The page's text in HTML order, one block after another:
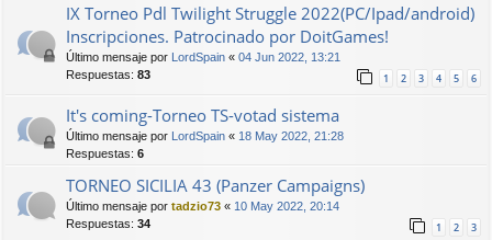
IX Torneo Pdl Twilight Struggle 2022(PC/Ipad/android)
Inscripciones. Patrocinado por DoitGames!
Último mensaje por LordSpain « 04 Jun 2022, 13:21
Respuestas: 83 1 2 3 4 5 6
It's coming-Torneo TS-votad sistema
Último mensaje por LordSpain « 18 May 2022, 21:28
Respuestas: 6
TORNEO SICILIA 43 (Panzer Campaigns)
Último mensaje por tadzio73 « 10 May 2022, 20:14
Respuestas: 34 1 2 3